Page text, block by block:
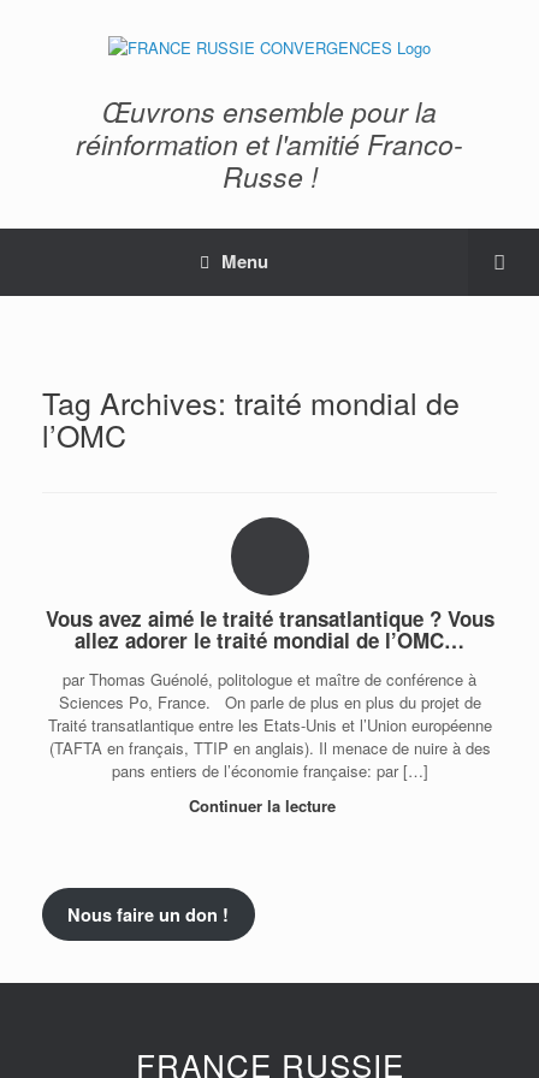
Œuvrons ensemble pour la
réinformation et l'amitié Franco-
Russe !
Menu
Tag Archives: traité mondial de
l’OMC
Vous avez aimé le traité transatlantique ? Vous
allez adorer le traité mondial de l’OMC…
par Thomas Guénolé, politologue et maître de conférence à
Sciences Po, France. On parle de plus en plus du projet de
Traité transatlantique entre les Etats-Unis et l’Union européenne
(TAFTA en français, TTIP en anglais). Il menace de nuire à des
pans entiers de l’économie française: par […]
Continuer la lecture
Nous faire un don !
FRANCE RUSSIE